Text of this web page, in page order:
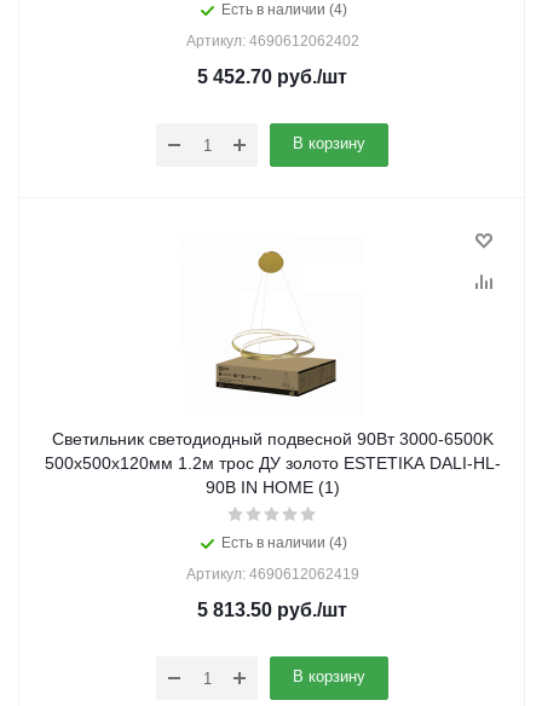
Есть в наличии (4)
Артикул: 4690612062402
5 452.70 руб./шт
В корзину
Светильник светодиодный подвесной 90Вт 3000-6500K
500х500x120мм 1.2м трос ДУ золото ESTETIKA DALI-HL-
90B IN HOME (1)
Есть в наличии (4)
Артикул: 4690612062419
5 813.50 руб./шт
В корзину